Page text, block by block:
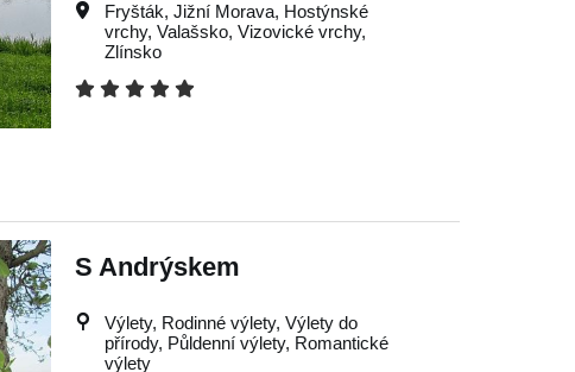
Fryšták, Jižní Morava, Hostýnské
vrchy, Valašsko, Vizovické vrchy,
Zlínsko
S Andrýskem
Výlety, Rodinné výlety, Výlety do
přírody, Půldenní výlety, Romantické
výlety